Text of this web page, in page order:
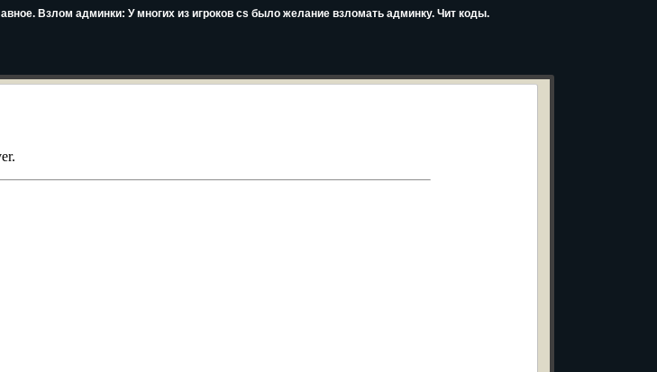
Взлом админки: У многих из игроков cs было желание взломать админку. Чит коды.